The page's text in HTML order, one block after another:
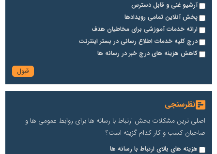
آرشیو غنی و قابل دسترس
پخش آنلاین تمامی رویدادها
ارائه خدمات آموزشی برای مخاطیان هدف
درج کلیه خدمات اطلاع رسانی در بستر اینترنت
کاهش هزینه های درج خبر در رسانه ها
نظرسنجی
اصلی ترین مشکلات بخش ارتباط با رسانه ها برای روابط عمومی ها و
صاحبان کسب و کار کدام گزینه است؟
هزینه های بالای ارتباط با رسانه ها